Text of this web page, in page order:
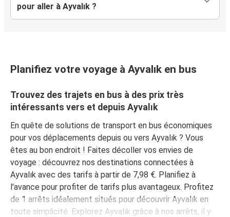
pour aller à Ayvalık ?
Planifiez votre voyage à Ayvalık en bus
Trouvez des trajets en bus à des prix très
intéressants vers et depuis Ayvalık
En quête de solutions de transport en bus économiques
pour vos déplacements depuis ou vers Ayvalık ? Vous
êtes au bon endroit ! Faites décoller vos envies de
voyage : découvrez nos destinations connectées à
Ayvalık avec des tarifs à partir de 7,98 €. Planifiez à
l'avance pour profiter de tarifs plus avantageux. Profitez
de 1 arrêts idéalement situés pour découvrir Ayvalık en
toute simplicité. Explorez Ayvalık grâce à nos arrêts, il y